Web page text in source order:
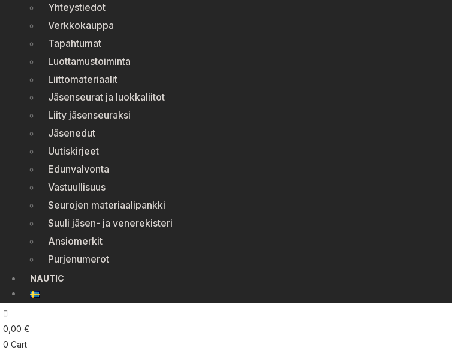
Yhteystiedot
Verkkokauppa
Tapahtumat
Luottamustoiminta
Liittomateriaalit
Jäsenseurat ja luokkaliitot
Liity jäsenseuraksi
Jäsenedut
Uutiskirjeet
Edunvalvonta
Vastuullisuus
Seurojen materiaalipankki
Suuli jäsen- ja venerekisteri
Ansiomerkit
Purjenumerot
NAUTIC
0,00 €
0 Cart